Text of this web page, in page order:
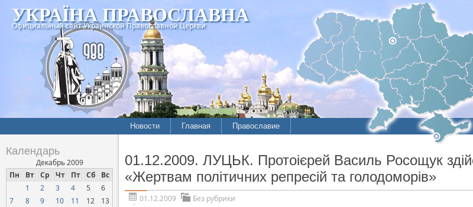
УКРАЇНА ПРАВОСЛАВНА
Официальный сайт Украинской Православной Церкви
Новости Главная Православие
Календарь
Декабрь 2009
Пн
Вт Ср Чт Пт Сб Вс
1 2 3 4 5
6
7
8 9 10 11 12
13
01.12.2009. ЛУЦЬК. Протоієрей Василь Росощук
«Жертвам політичних репресій та голодоморів»
01.12.2009
Без рубрики